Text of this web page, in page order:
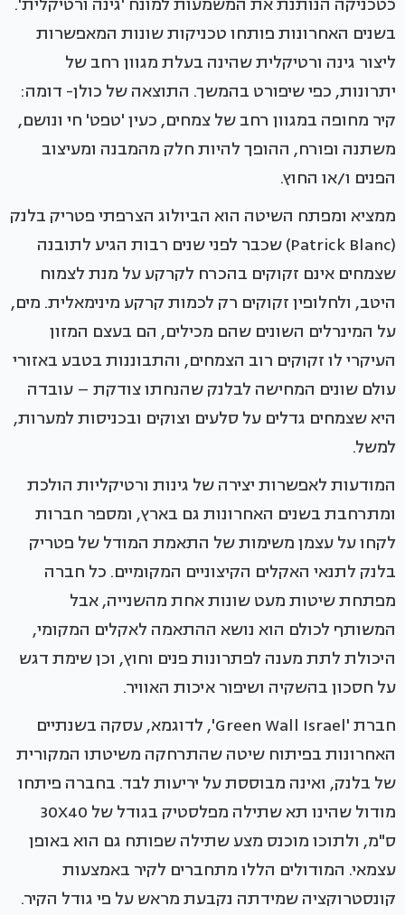
בשנים האחרונות פותחו טכניקות שונות המאפשרות
ליצור גינה ורטיקלית שהינה בעלת מגוון רחב של
יתרונות, כפי שיפורט בהמשך. התוצאה של כולן- דומה:
קיר מחופה במגוון רחב של צמחים, כעין 'טפט' חי ונושם,
משתנה ופורח, ההופך להיות חלק מהמבנה ומעיצוב
הפנים ו/או החוץ.
ממציא ומפתח השיטה הוא הביולוג הצרפתי פטריק בלנק
(Patrick Blanc) שכבר לפני שנים רבות הגיע לתובנה
שצמחים אינם זקוקים בהכרח לקרקע על מנת לצמוח
היטב, ולחלופין זקוקים רק לכמות קרקע מינימאלית. מים,
על המינרלים השונים שהם מכילים, הם בעצם המזון
העיקרי לו זקוקים רוב הצמחים, והתבוננות בטבע באזורי
עולם שונים המחישה לבלנק שהנחתו צודקת – עובדה
היא שצמחים גדלים על סלעים וצוקים ובכניסות למערות,
למשל.
המודעות לאפשרות יצירה של גינות ורטיקליות הולכת
ומתרחבת בשנים האחרונות גם בארץ, ומספר חברות
לקחו על עצמן משימות של התאמת המודל של פטריק
בלנק לתנאי האקלים הקיצוניים המקומיים. כל חברה
מפתחת שיטות מעט שונות אחת מהשנייה, אבל
המשותף לכולם הוא נושא ההתאמה לאקלים המקומי,
היכולת לתת מענה לפתרונות פנים וחוץ, וכן שימת דגש
על חסכון בהשקיה ושיפור איכות האוויר.
חברת 'Green Wall Israel', לדוגמא, עסקה בשנתיים
האחרונות בפיתוח שיטה שהתרחקה משיטתו המקורית
של בלנק, ואינה מבוססת על יריעות לבד. בחברה פיתחו
מודול שהינו תא שתילה מפלסטיק בגודל של 30X40
ס"מ, ולתוכו מוכנס מצע שתילה שפותח גם הוא באופן
עצמאי. המודולים הללו מתחברים לקיר באמצעות
קונסטרוקציה שמידתה נקבעת מראש על פי גודל הקיר.